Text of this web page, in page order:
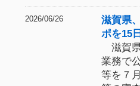
2026/06/26
滋賀県
ポを15
滋賀
業務で
等を７